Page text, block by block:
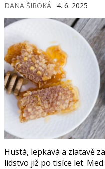
DANA ŠIROKÁ 4. 6. 2025
Hustá, lepkavá a zlatavě
lidstvo již po tisíce let.